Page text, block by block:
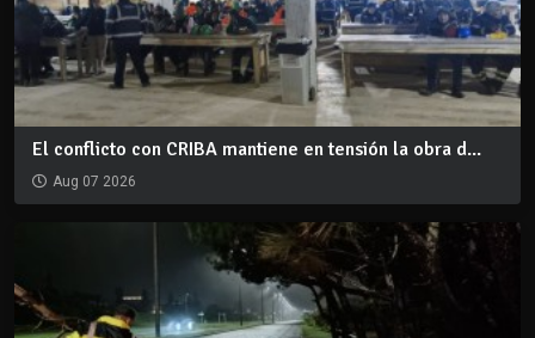
El conflicto con CRIBA mantiene en tensión la obra d...
Aug 07 2026